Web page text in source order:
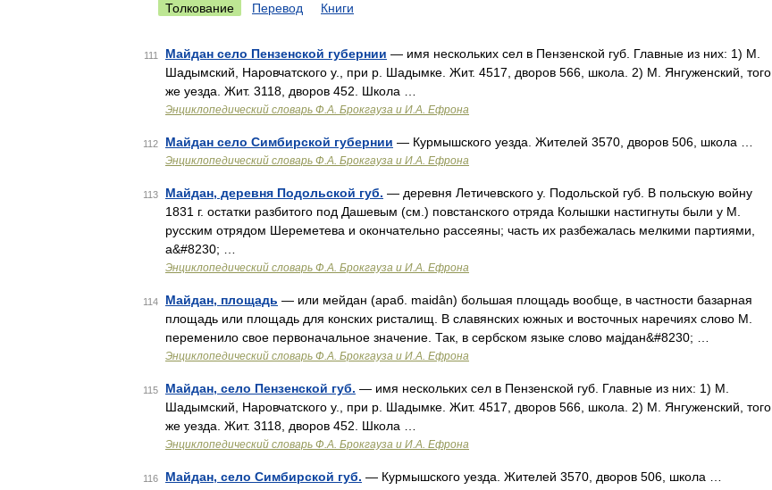
Толкование Перевод Книги
111 Майдан село Пензенской губернии — имя нескольких сел в Пензенской губ. Главные из них: 1) M.
Шадымский, Наровчатского у., при р. Шадымке. Жит. 4517, дворов 566, школа. 2) М. Янгуженский, того
же уезда. Жит. 3118, дворов 452. Школа …
Энциклопедический словарь Ф.А. Брокгауза и И.А. Ефрона
112 Майдан село Симбирской губернии — Курмышского уезда. Жителей 3570, дворов 506, школа …
Энциклопедический словарь Ф.А. Брокгауза и И.А. Ефрона
113 Майдан, деревня Подольской губ. — деревня Летичевского у. Подольской губ. В польскую войну
1831 г. остатки разбитого под Дашевым (см.) повстанского отряда Колышки настигнуты были у М.
русским отрядом Шереметева и окончательно рассеяны; часть их разбежалась мелкими партиями,
а&#8230; …
Энциклопедический словарь Ф.А. Брокгауза и И.А. Ефрона
114 Майдан, площадь — или мейдан (араб. maidân) большая площадь вообще, в частности базарная
площадь или площадь для конских ристалищ. В славянских южных и восточных наречиях слово М.
переменило свое первоначальное значение. Так, в сербском языке слово маjдан&#8230; …
Энциклопедический словарь Ф.А. Брокгауза и И.А. Ефрона
115 Майдан, село Пензенской губ. — имя нескольких сел в Пензенской губ. Главные из них: 1) M.
Шадымский, Наровчатского у., при р. Шадымке. Жит. 4517, дворов 566, школа. 2) М. Янгуженский, того
же уезда. Жит. 3118, дворов 452. Школа …
Энциклопедический словарь Ф.А. Брокгауза и И.А. Ефрона
116 Майдан, село Симбирской губ. — Курмышского уезда. Жителей 3570, дворов 506, школа …